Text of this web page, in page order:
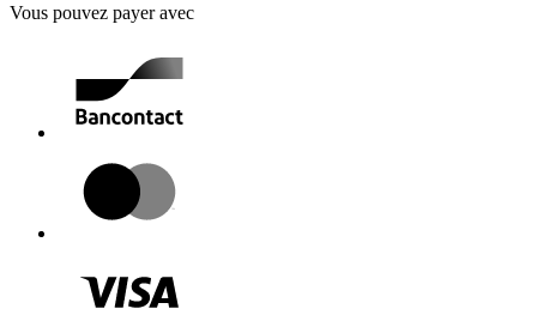
Vous pouvez payer avec